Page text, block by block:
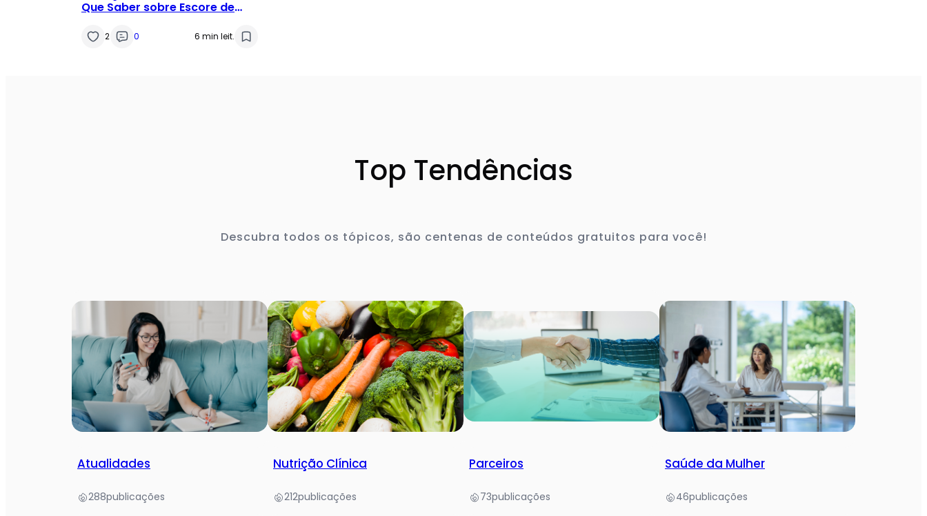
Que Saber sobre Escore de
2 0 6 min leit.
Top Tendências
Descubra todos os tópicos, são centenas de conteúdos gratuitos para você!
Atualidades
288publicações
Nutrição Clínica
212publicações
Parceiros
73publicações
Saúde da Mulher
46publicações